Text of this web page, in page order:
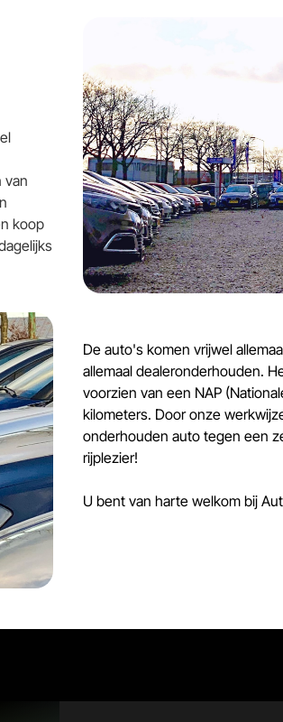
van
koop
De auto's komen vrijwel
allemaal dealeronderhouden.
voorzien van een NAP
kilometers. Door onze
onderhouden auto tegen een
rijplezier!
U bent van harte welkom bij